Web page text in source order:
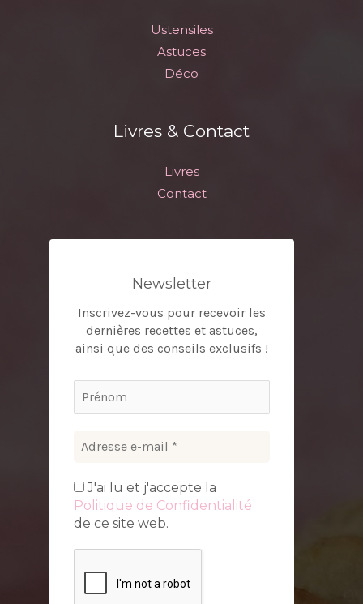
Ustensiles
Astuces
Déco
Livres & Contact
Livres
Contact
Newsletter
Inscrivez-vous pour recevoir les
dernières recettes et astuces,
ainsi que des conseils exclusifs !
J'ai lu et j'accepte la
Politique de Confidentialité
de ce site web.